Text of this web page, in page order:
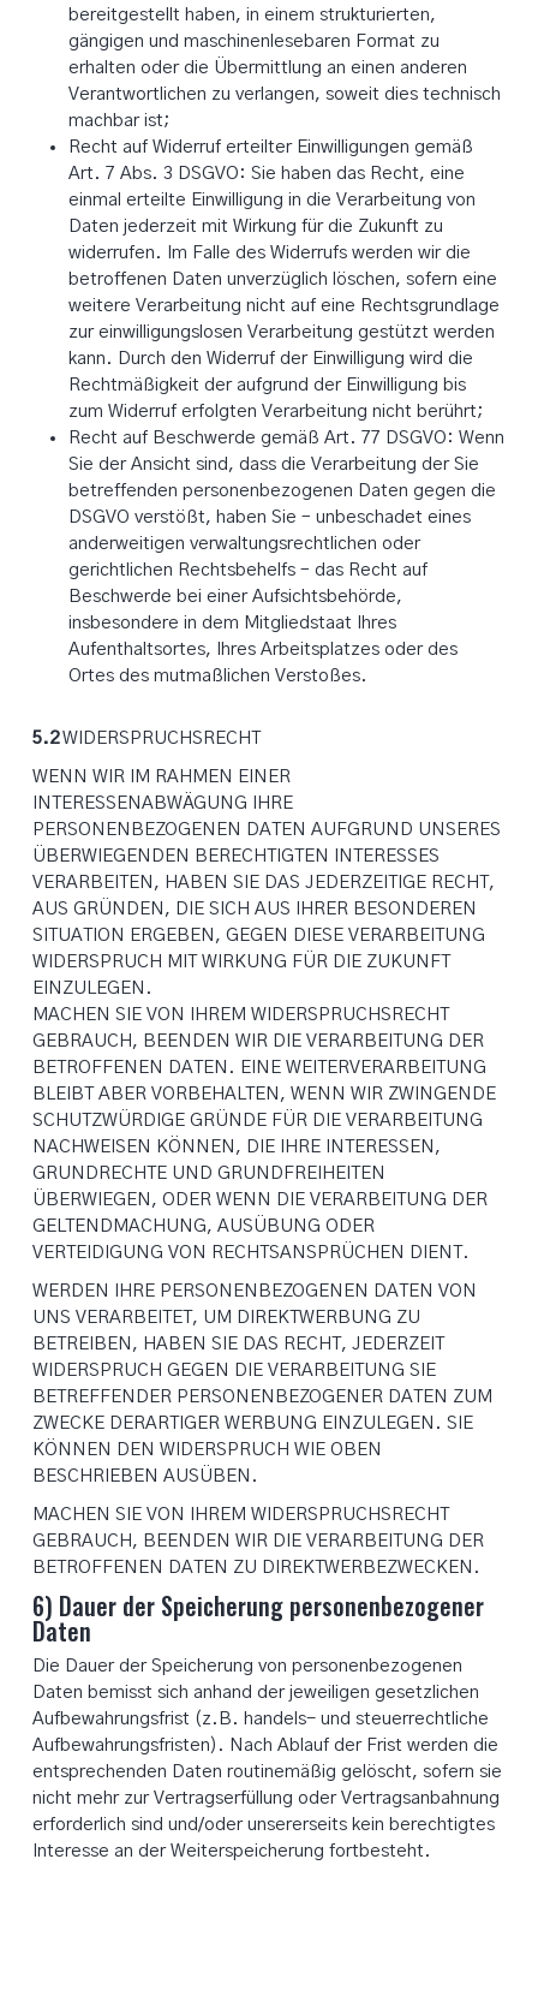
bereitgestellt haben, in einem strukturierten,
gängigen und maschinenlesebaren Format zu
erhalten oder die Übermittlung an einen anderen
Verantwortlichen zu verlangen, soweit dies technisch
machbar ist;
Recht auf Widerruf erteilter Einwilligungen gemäß
Art. 7 Abs. 3 DSGVO: Sie haben das Recht, eine
einmal erteilte Einwilligung in die Verarbeitung von
Daten jederzeit mit Wirkung für die Zukunft zu
widerrufen. Im Falle des Widerrufs werden wir die
betroffenen Daten unverzüglich löschen, sofern eine
weitere Verarbeitung nicht auf eine Rechtsgrundlage
zur einwilligungslosen Verarbeitung gestützt werden
kann. Durch den Widerruf der Einwilligung wird die
Rechtmäßigkeit der aufgrund der Einwilligung bis
zum Widerruf erfolgten Verarbeitung nicht berührt;
Recht auf Beschwerde gemäß Art. 77 DSGVO: Wenn
Sie der Ansicht sind, dass die Verarbeitung der Sie
betreffenden personenbezogenen Daten gegen die
DSGVO verstößt, haben Sie – unbeschadet eines
anderweitigen verwaltungsrechtlichen oder
gerichtlichen Rechtsbehelfs – das Recht auf
Beschwerde bei einer Aufsichtsbehörde,
insbesondere in dem Mitgliedstaat Ihres
Aufenthaltsortes, Ihres Arbeitsplatzes oder des
Ortes des mutmaßlichen Verstoßes.
5.2WIDERSPRUCHSRECHT
WENN WIR IM RAHMEN EINER
INTERESSENABWÄGUNG IHRE
PERSONENBEZOGENEN DATEN AUFGRUND UNSERES
ÜBERWIEGENDEN BERECHTIGTEN INTERESSES
VERARBEITEN, HABEN SIE DAS JEDERZEITIGE RECHT,
AUS GRÜNDEN, DIE SICH AUS IHRER BESONDEREN
SITUATION ERGEBEN, GEGEN DIESE VERARBEITUNG
WIDERSPRUCH MIT WIRKUNG FÜR DIE ZUKUNFT
EINZULEGEN.
MACHEN SIE VON IHREM WIDERSPRUCHSRECHT
GEBRAUCH, BEENDEN WIR DIE VERARBEITUNG DER
BETROFFENEN DATEN. EINE WEITERVERARBEITUNG
BLEIBT ABER VORBEHALTEN, WENN WIR ZWINGENDE
SCHUTZWÜRDIGE GRÜNDE FÜR DIE VERARBEITUNG
NACHWEISEN KÖNNEN, DIE IHRE INTERESSEN,
GRUNDRECHTE UND GRUNDFREIHEITEN
ÜBERWIEGEN, ODER WENN DIE VERARBEITUNG DER
GELTENDMACHUNG, AUSÜBUNG ODER
VERTEIDIGUNG VON RECHTSANSPRÜCHEN DIENT.
WERDEN IHRE PERSONENBEZOGENEN DATEN VON
UNS VERARBEITET, UM DIREKTWERBUNG ZU
BETREIBEN, HABEN SIE DAS RECHT, JEDERZEIT
WIDERSPRUCH GEGEN DIE VERARBEITUNG SIE
BETREFFENDER PERSONENBEZOGENER DATEN ZUM
ZWECKE DERARTIGER WERBUNG EINZULEGEN. SIE
KÖNNEN DEN WIDERSPRUCH WIE OBEN
BESCHRIEBEN AUSÜBEN.
MACHEN SIE VON IHREM WIDERSPRUCHSRECHT
GEBRAUCH, BEENDEN WIR DIE VERARBEITUNG DER
BETROFFENEN DATEN ZU DIREKTWERBEZWECKEN.
6) Dauer der Speicherung personenbezogener
Daten
Die Dauer der Speicherung von personenbezogenen
Daten bemisst sich anhand der jeweiligen gesetzlichen
Aufbewahrungsfrist (z.B. handels- und steuerrechtliche
Aufbewahrungsfristen). Nach Ablauf der Frist werden die
entsprechenden Daten routinemäßig gelöscht, sofern sie
nicht mehr zur Vertragserfüllung oder Vertragsanbahnung
erforderlich sind und/oder unsererseits kein berechtigtes
Interesse an der Weiterspeicherung fortbesteht.